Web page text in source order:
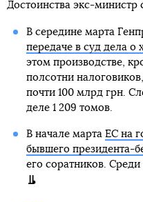
Достоинства экс-министр
В середине марта
передаче в суд дела о
этом производстве,
полсотни
почти 100 млрд грн.
деле 1 209 томов.
В начале марта ЕС на
бывшего президента-
его соратников.